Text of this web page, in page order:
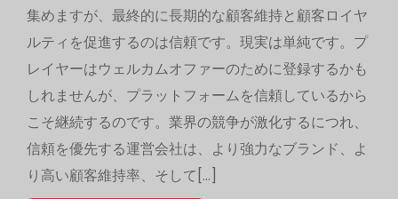
集めますが、最終的に長期的な顧客維持と顧客ロイヤ
ルティを促進するのは信頼です。現実は単純です。プ
レイヤーはウェルカムオファーのために登録するかも
しれませんが、プラットフォームを信頼しているから
こそ継続するのです。業界の競争が激化するにつれ、
信頼を優先する運営会社は、より強力なブランド、よ
り高い顧客維持率、そして[…]